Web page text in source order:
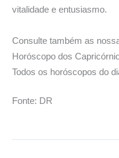
vitalidade e entusiasmo.
Consulte também as
Horóscopo dos
Todos os horóscopos do
Fonte: DR